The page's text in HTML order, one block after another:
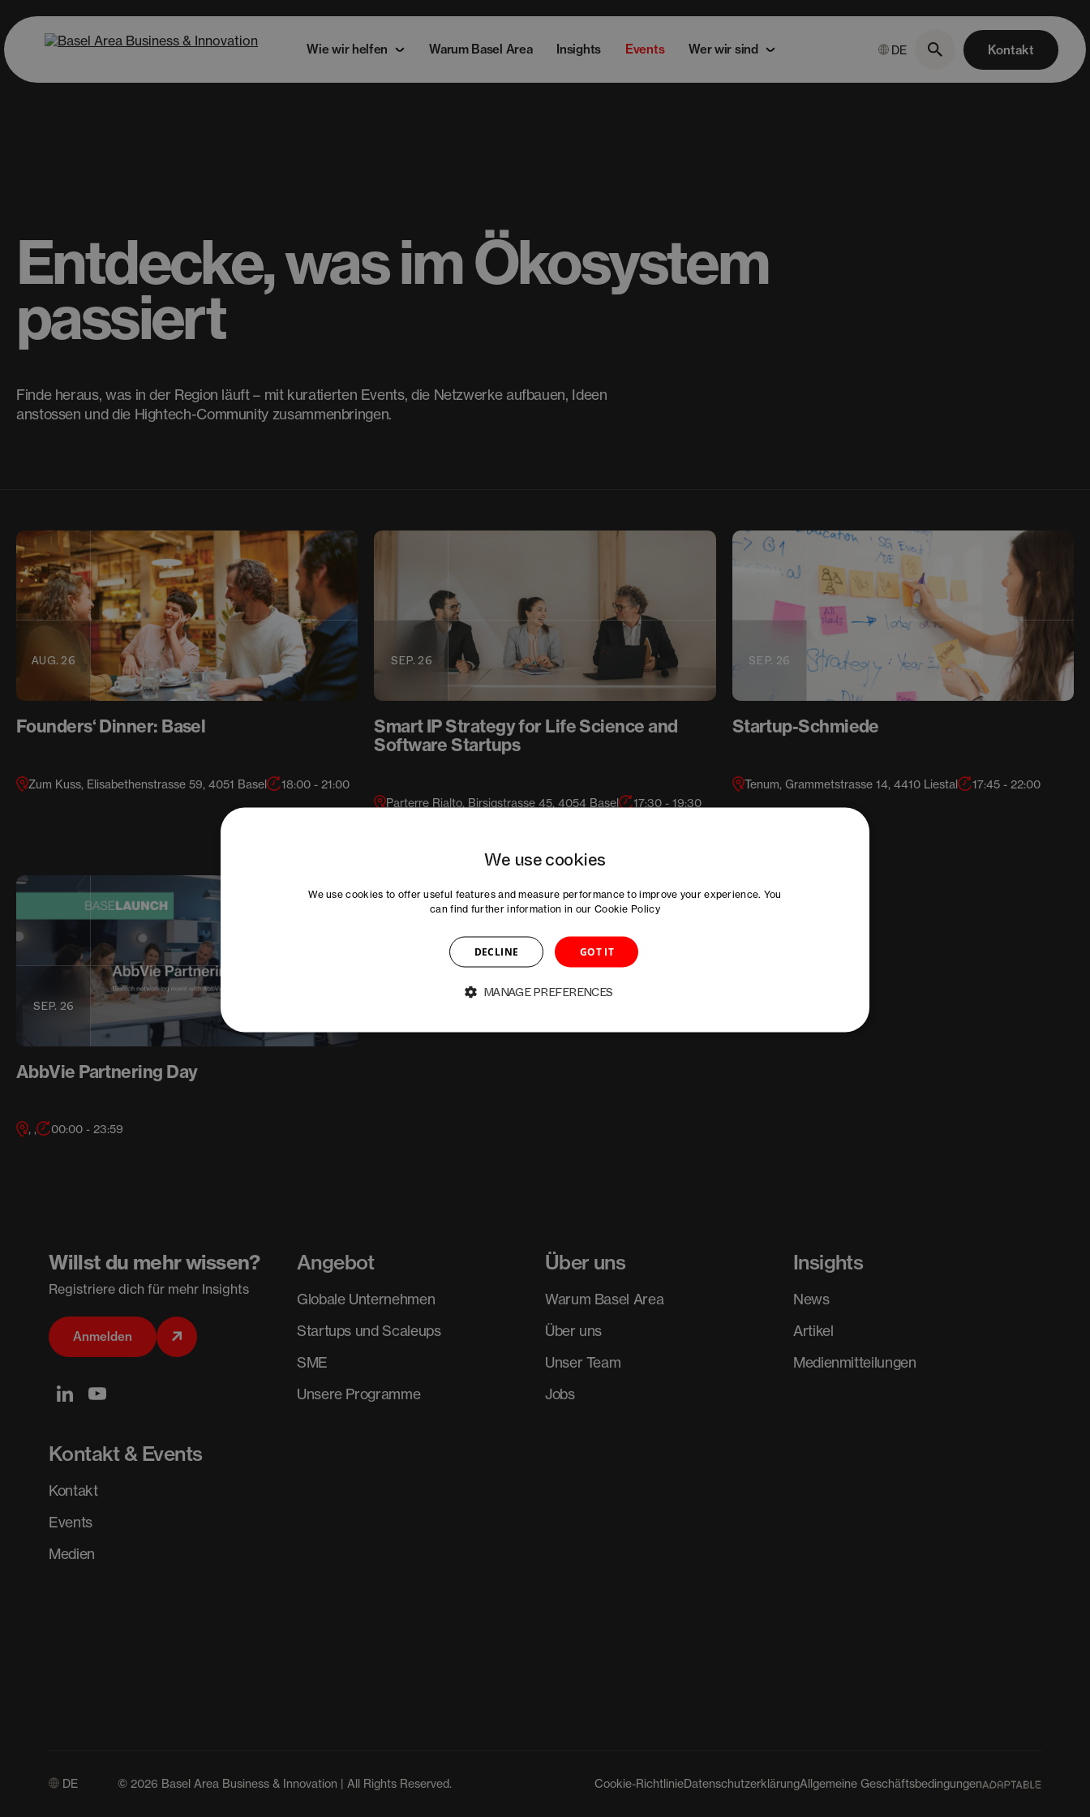
Wie wir helfen Warum Basel Area Insights Events Wer wir sind DE Kontakt
Entdecke, was im Ökosystem
passiert
Finde heraus, was in der Region läuft – mit kuratierten Events, die Netzwerke aufbauen, Ideen
anstossen und die Hightech-Community zusammenbringen.
AUG. 26
Founders‘ Dinner: Basel
Zum Kuss, Elisabethenstrasse 59, 4051 Basel 18:00 - 21:00
SEP. 26
Smart IP Strategy for Life Science and
Software Startups
Parterre Rialto, Birsigstrasse 45, 4054 Basel 17:30 - 19:30
SEP. 26
Startup-Schmiede
Tenum, Grammetstrasse 14, 4410 Liestal 17:45 - 22:00
SEP. 26
AbbVie Partnering Day
, , 00:00 - 23:59
Willst du mehr wissen?
Registriere dich für mehr Insights
Anmelden
Angebot
Globale Unternehmen
Startups und Scaleups
SME
Unsere Programme
Über uns
Warum Basel Area
Über uns
Unser Team
Jobs
Insights
News
Artikel
Medienmitteilungen
Kontakt & Events
Kontakt
Events
Medien
DE © 2026 Basel Area Business & Innovation | All Rights Reserved. Cookie-RichtlinieDatenschutzerklärungAllgemeine Geschäftsbedingungen
We use cookies
We use cookies to offer useful features and measure performance to improve your experience. You
can find further information in our Cookie Policy
GOT IT
DECLINE
MANAGE PREFERENCES